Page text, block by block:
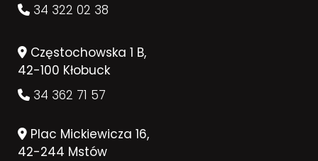
34 322 02 38
Częstochowska 1 B,
42-100 Kłobuck
34 362 71 57
Plac Mickiewicza 16,
42-244 Mstów